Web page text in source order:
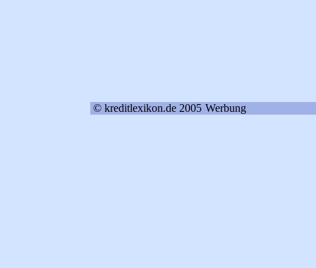
© kreditlexikon.de 2005 Werbung